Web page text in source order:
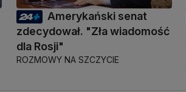
Amerykański senat
zdecydował. "Zła wiadomość
dla Rosji"
ROZMOWY NA SZCZYCIE